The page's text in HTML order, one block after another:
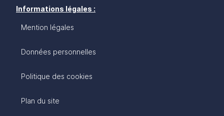
Informations légales :
Mention légales
Données personnelles
Politique des cookies
Plan du site